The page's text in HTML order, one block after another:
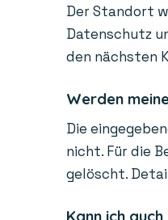
Der Standort
Datenschutz
den nächsten
Werden
Die
nicht. Für die
gelöscht.